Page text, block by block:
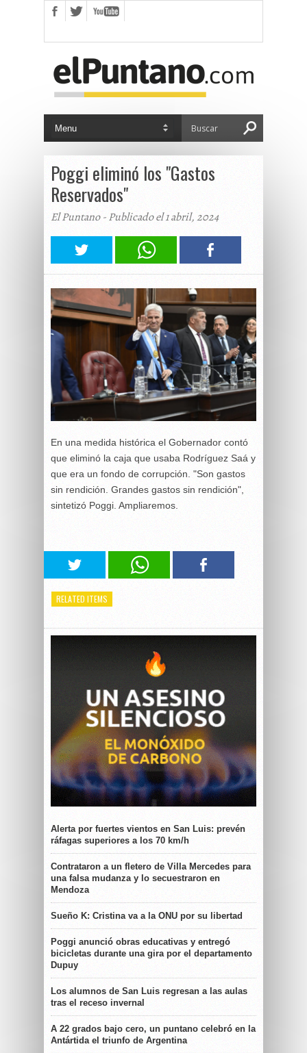
Poggi eliminó los "Gastos
Reservados"
El Puntano - Publicado el 1 abril, 2024
En una medida histórica el Gobernador contó
que eliminó la caja que usaba Rodríguez Saá y
que era un fondo de corrupción. "Son gastos
sin rendición . Grandes gastos sin rendición",
sintetizó Poggi. Ampliaremos.
RELATED ITEMS
Alerta por fuertes vientos en San Luis: prevén
ráfagas superiores a los 70 km/h
Contrataron a un fletero de Villa Mercedes para
una falsa mudanza y lo secuestraron en
Mendoza
Sueño K: Cristina va a la ONU por su libertad
Poggi anunció obras educativas y entregó
bicicletas durante una gira por el departamento
Dupuy
Los alumnos de San Luis regresan a las aulas
tras el receso invernal
A 22 grados bajo cero, un puntano celebró en la
Antártida el triunfo de Argentina